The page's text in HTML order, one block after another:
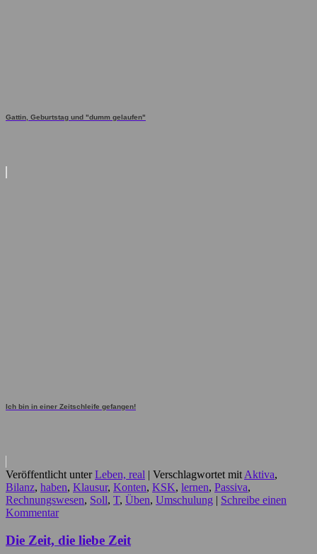
Gattin, Geburtstag und "dumm gelaufen"
Ich bin in einer Zeitschleife gefangen!
Veröffentlicht unter Leben, real | Verschlagwortet mitAktiva,
Bilanz, haben, Klausur, Konten, KSK, lernen, Passiva,
Rechnungswesen, Soll, T, Üben, Umschulung | Schreibe einen
Kommentar
Die Zeit, die liebe Zeit